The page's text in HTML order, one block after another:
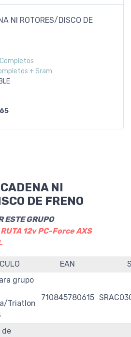
NI ROTORES/DISCO DE
+ Sram
NI
DE FRENO
ESTE GRUPO
12v PC-Force AXS
EAN
grupo
Triatlon
710845780615
de